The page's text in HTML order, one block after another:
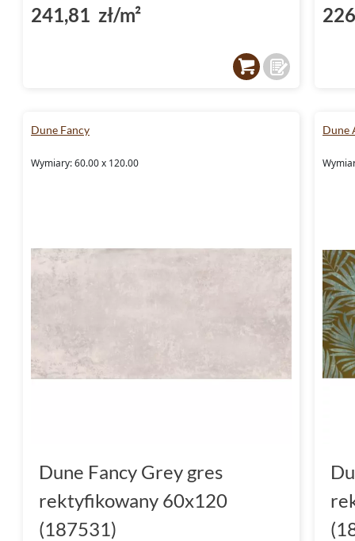
241,81 zł/m²
Dune Fancy
Wymiary: 60.00 x 120.00
Dune Fancy Grey gres
rektyfikowany 60x120
(187531)
Dune